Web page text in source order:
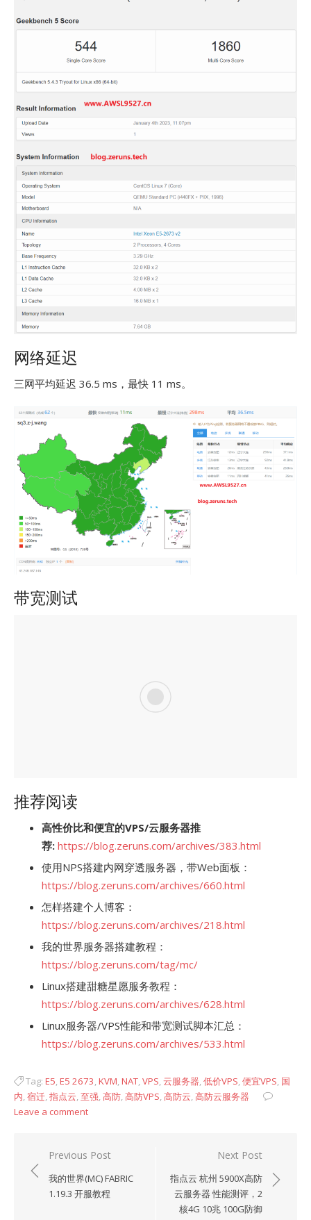
网络延迟
三网平均延迟 36.5 ms，最快 11 ms。
带宽测试
推荐阅读
高性价比和便宜的VPS/云服务器推
荐: https://blog.zeruns.com/archives/383.html
使用NPS搭建内网穿透服务器，带Web面板：
https://blog.zeruns.com/archives/660.html
怎样搭建个人博客：
https://blog.zeruns.com/archives/218.html
我的世界服务器搭建教程：
https://blog.zeruns.com/tag/mc/
Linux搭建甜糖星愿服务教程：
https://blog.zeruns.com/archives/628.html
Linux服务器/VPS性能和带宽测试脚本汇总：
https://blog.zeruns.com/archives/533.html
Tag: E5,E5 2673,KVM,NAT,VPS,云服务器,低价VPS,便宜VPS, 国
内,宿迁,指点云,至强,高防,高防VPS,高防云,高防云服务器
Leave a comment
章
Previous Post
我的世界(MC) FABRIC
1.19.3 开服教程
Next Post
指点云 杭州 5900X高防
云服务器 性能测评，2
核4G 10兆 100G防御